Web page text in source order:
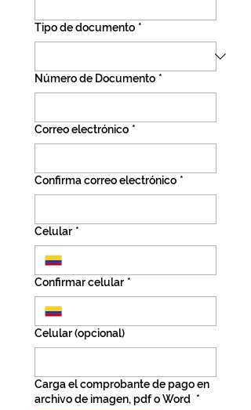
Tipo de documento *
Número de Documento *
Correo electrónico *
Confirma correo electrónico *
Celular *
Confirmar celular *
Celular (opcional)
Carga el comprobante de pago en
archivo de imagen, pdf o Word *